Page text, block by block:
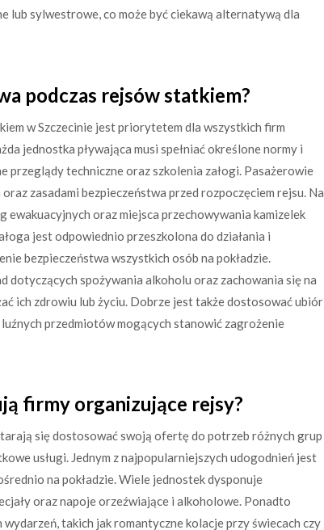
lub sylwestrowe, co może być ciekawą alternatywą dla
podczas rejsów statkiem?
w Szczecinie jest priorytetem dla wszystkich firm
jednostka pływająca musi spełniać określone normy i
przeglądy techniczne oraz szkolenia załogi. Pasażerowie
zasadami bezpieczeństwa przed rozpoczęciem rejsu. Na
ewakuacyjnych oraz miejsca przechowywania kamizelek
jest odpowiednio przeszkolona do działania i
bezpieczeństwa wszystkich osób na pokładzie.
dotyczących spożywania alkoholu oraz zachowania się na
ich zdrowiu lub życiu. Dobrze jest także dostosować ubiór
przedmiotów mogących stanowić zagrożenie
firmy organizujące rejsy?
się dostosować swoją ofertę do potrzeb różnych grup
usługi. Jednym z najpopularniejszych udogodnień jest
na pokładzie. Wiele jednostek dysponuje
oraz napoje orzeźwiające i alkoholowe. Ponadto
takich jak romantyczne kolacje przy świecach czy